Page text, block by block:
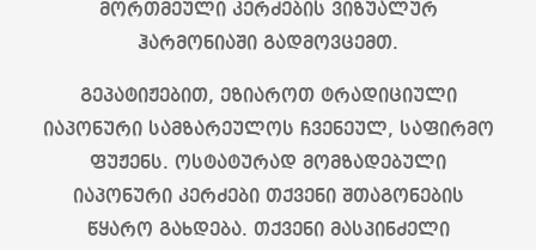
მორთმეული კერძების ვიზუალურ
ჰარმონიაში გადმოვცემთ.
გეპატიჟებით, ეზიაროთ ტრადიციული
იაპონური სამზარეულოს ჩვენეულ, საფირმო
ფუჟენს. ოსტატურად მომზადებული
იაპონური კერძები თქვენი შთაგონების
წყარო გახდება. თქვენი მასპინძელი